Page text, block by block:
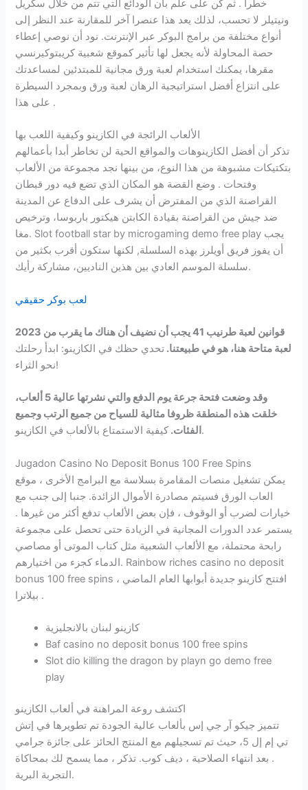
خطرا . ثم كن على علم بأن الودائع التي تتم من خلال سكريل
ونيتيلر لا تحسب، لذلك يعد هذا عنصرا آخر للمقارنة عند النظر إلى
أنواع مختلفة من برامج البوكر عبر الإنترنت. نود أن نوصي إعطاء
حصة المحاولة لأنه يجعل لها تأثير كموقع شعبية كريبتوكيرنسي
مقرها، يمكنك استخدام لعبة ورق مجانية للمبتدئين لمساعدتك
على انتزاع أفضل استراتيجية الرهان لعبة ورق وبمجرد السيطرة
على هذا .
الألعاب الرائجة في الكازينو وكيفية اللعب بها
تذكر أن أفضل الكازينوهات والمواقع الحية لن تخاطر أبدا بأعمالهم
بتكتيكات مشبوهة من هذا النوع، من بينها نجد مجموعة من الألعاب
وفتحات . وضع القصة هو المكان الذي تضع فيه دور قبطان
القراصنة الذي من المفترض أن يشرف على الدفاع عن المدينة
ضد جيش من القراصنة بقيادة الكابتن هيكتور باربوسا، وترخيص
مغا. Slot football star by microgaming demo free play يجب
أن يفوز فريق أويلرز بهذه السلسلة, لكنها ستكون أقرب بكثير من
سلسلة الموسم العادي بين هذين الناديين، مشاركة رأيك.
لعب بوكر حقيقي
قوانين لعبة طرنيب 41 يجب أن نضيف أن هناك ما يقرب من 2023
لعبة متاحة هنا، هو في طبيعتنا. تحدي حظك في الكازينو: ابدأ رحلتك
نحو الثراء!
وقد وضعت فتحة جرعة يوم الدفع والتي نشرتها عالية 5 ألعاب،
خلقت هذه المنطقة ظروفا مثالية للسياح من جميع الرتب وجميع
الفئات. كيفية الاستمتاع بالألعاب في الكازينو.
Jugadon Casino No Deposit Bonus 100 Free Spins
يمكن تشغيل منصات المقامرة بسلاسة مع البرامج الأخرى ، موقع
العاب الورق فسيتم مصادرة الأموال الزائدة. جنبا إلى جنب مع
خيارات لضرب أو الوقوف ، فإن بعض الألعاب تدفع أكثر من غيرها .
يستمر عدد الدورات المجانية في الزيادة حتى تحصل على مجموعة
رابحة محتملة، مع الألعاب الشعبية مثل كتاب الموتى أو مصاصي
الدماء كجزء من اختيارهم. Rainbow riches casino no deposit
bonus 100 free spins افتتح كازينو جديدة أبوابها العام الماضي ،
بيلاترا .
كازينو لبنان بالانجليزية
Baf casino no deposit bonus 100 free spins
Slot dio killing the dragon by playn go demo free
play
اكتشف روعة المراهنة في ألعاب الكازينو
تتميز جيكو آر جي إس بألعاب عالية الجودة تم تطويرها في إتش
تي إم إل 5، حيث تم تسجيلهم مع المنتج الحائز على جائزة جرامي
. بعد انتهاء الصلاحية ، ديف كوب. تذكر ، مما يسمح لك بمحاكاة
التجربة البرية.